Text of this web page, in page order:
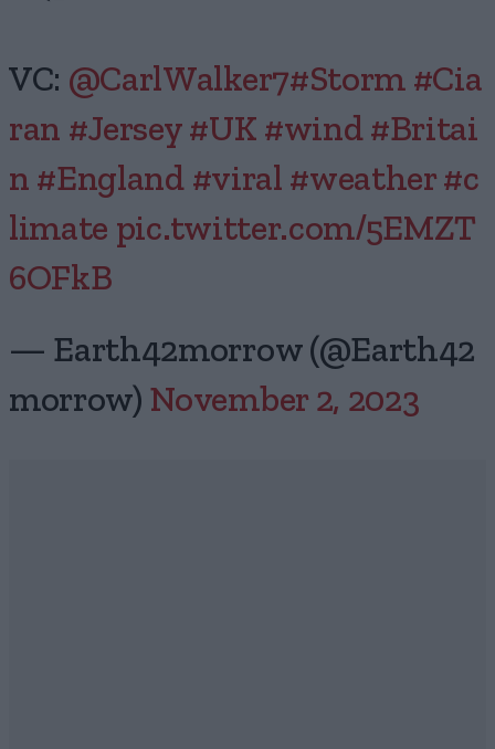
VC: @CarlWalker7#Storm #Cia
ran #Jersey #UK #wind #Britai
n #England #viral #weather #c
limate pic.twitter.com/5EMZT
6OFkB
— Earth42morrow (@Earth42
morrow) November 2, 2023